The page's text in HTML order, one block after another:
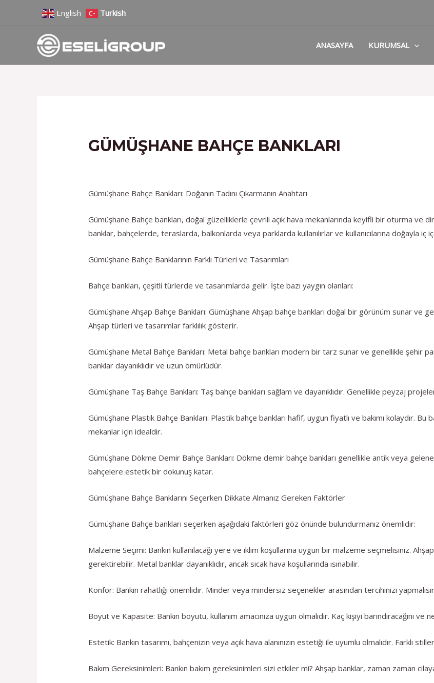
English Turkish
ANASAYFA KURUMSAL
GÜMÜŞHANE BAHÇE BANKLARI
Gümüşhane Bahçe Bankları: Doğanın Tadını Çıkarmanın Anahtarı
Gümüşhane Bahçe bankları, doğal güzelliklerle çevrili açık hava mekanlarında keyifli bir oturma ve
banklar, bahçelerde, teraslarda, balkonlarda veya parklarda kullanılırlar ve kullanıcılarına doğayla iç
Gümüşhane Bahçe Banklarının Farklı Türleri ve Tasarımları
Bahçe bankları, çeşitli türlerde ve tasarımlarda gelir. İşte bazı yaygın olanları:
Gümüşhane Ahşap Bahçe Bankları: Gümüşhane Ahşap bahçe bankları doğal bir görünüm sunar ve
Ahşap türleri ve tasarımlar farklılık gösterir.
Gümüşhane Metal Bahçe Bankları: Metal bahçe bankları modern bir tarz sunar ve genellikle şehir
banklar dayanıklıdır ve uzun ömürlüdür.
Gümüşhane Taş Bahçe Bankları: Taş bahçe bankları sağlam ve dayanıklıdır. Genellikle peyzaj
Gümüşhane Plastik Bahçe Bankları: Plastik bahçe bankları hafif, uygun fiyatlı ve bakımı kolaydır. Bu
mekanlar için idealdir.
Gümüşhane Dökme Demir Bahçe Bankları: Dökme demir bahçe bankları genellikle antik veya
bahçelere estetik bir dokunuş katar.
Gümüşhane Bahçe Banklarını Seçerken Dikkate Almanız Gereken Faktörler
Gümüşhane Bahçe bankları seçerken aşağıdaki faktörleri göz önünde bulundurmanız önemlidir:
Malzeme Seçimi: Bankın kullanılacağı yere ve iklim koşullarına uygun bir malzeme seçmelisiniz.
gerektirebilir. Metal banklar dayanıklıdır, ancak sıcak hava koşullarında ısınabilir.
Konfor: Bankın rahatlığı önemlidir. Minder veya mindersiz seçenekler arasından tercihinizi
Boyut ve Kapasite: Bankın boyutu, kullanım amacınıza uygun olmalıdır. Kaç kişiyi barındıracağını ve
Estetik: Bankın tasarımı, bahçenizin veya açık hava alanınızın estetiği ile uyumlu olmalıdır. Farklı
Bakım Gereksinimleri: Bankın bakım gereksinimleri sizi etkiler mi? Ahşap banklar, zaman zaman
gezinmesi